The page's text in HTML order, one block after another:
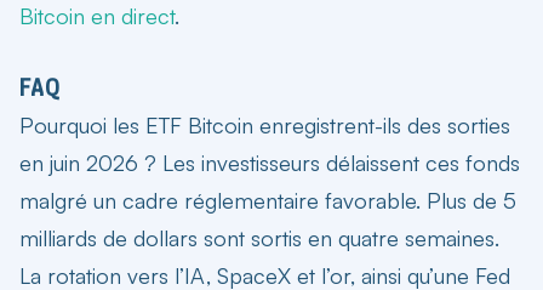
Bitcoin en direct.
FAQ
Pourquoi les ETF Bitcoin enregistrent-ils des sorties
en juin 2026 ? Les investisseurs délaissent ces fonds
malgré un cadre réglementaire favorable. Plus de 5
milliards de dollars sont sortis en quatre semaines.
La rotation vers l’IA, SpaceX et l’or, ainsi qu’une Fed